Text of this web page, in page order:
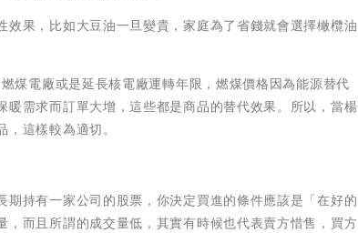
果，比如大豆油一旦變貴，家庭為了省錢就會選擇橄欖油
煤電廠或是延長核電廠運轉年限，燃煤價格因為能源替代
需求而訂單大增，這些都是商品的替代效果。所以，當楊
這樣較為適切。
持有一家公司的股票，你決定買進的條件應該是「在好的
而且所謂的成交量低，其實有時候也代表賣方惜售，買方